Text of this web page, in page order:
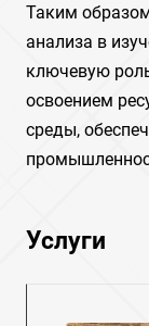
Таким
анализа в
ключевую
освоением
среды,
Услуги